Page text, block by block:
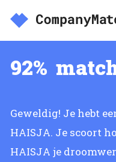
92%
Geweldig! Je hebt
HAISJA. Je scoort
HAISJA je